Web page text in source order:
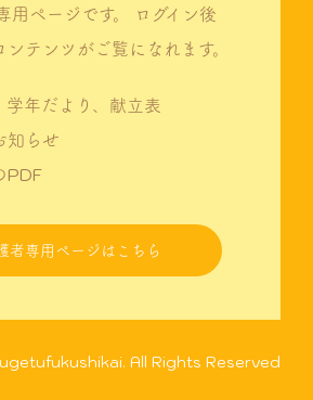
用ページです。
ログイン後
テンツがご覧になれます。
学年だより、献立表
知らせ
PDF
者専用ページはこちら
All Rights Reserved